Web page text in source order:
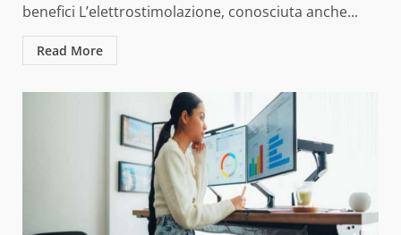
benefici L’elettrostimolazione, conosciuta anche...
Read More